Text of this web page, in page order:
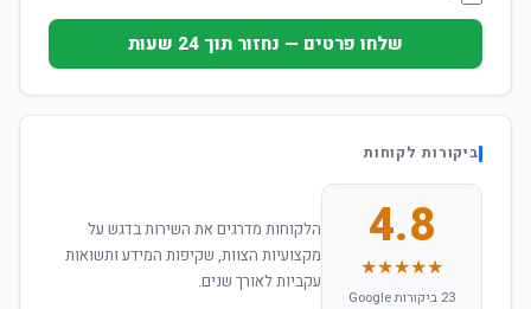
שלחו פרטים — נחזור תוך 24 שעות
ביקורות לקוחות
4.8
★★★★★
23 ביקורות Google
הלקוחות מדרגים את השירות בדגש על
מקצועיות הצוות, שקיפות המידע ותשואות
עקביות לאורך שנים.